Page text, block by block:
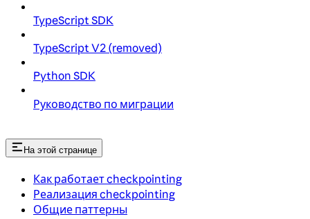
TypeScript SDK
TypeScript V2 (removed)
Python SDK
Руководство по миграции
На этой странице
Как работает checkpointing
Реализация checkpointing
Общие паттерны